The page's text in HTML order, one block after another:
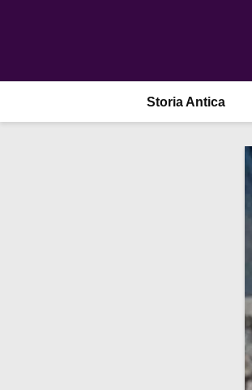
Storia Antica